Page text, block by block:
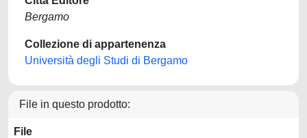
Bergamo
Collezione di appartenenza
Università degli Studi di Bergamo
File in questo prodotto:
File